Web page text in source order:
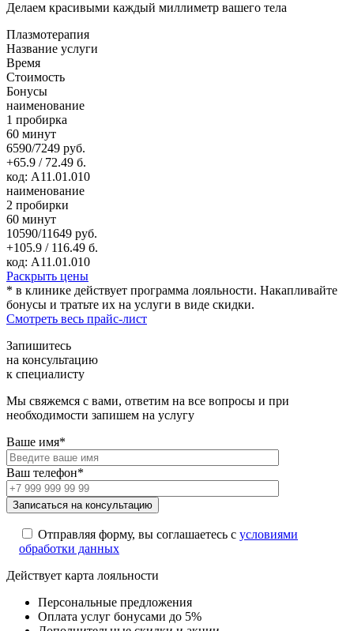
Делаем красивыми каждый миллиметр вашего тела
Плазмотерапия
Название услуги
Время
Стоимость
Бонусы
наименование
1 пробирка
60 минут
6590/7249 руб.
+65.9 / 72.49 б.
код: А11.01.010
наименование
2 пробирки
60 минут
10590/11649 руб.
+105.9 / 116.49 б.
код: А11.01.010
Раскрыть цены
* в клинике действует программа лояльности. Накапливайте
бонусы и тратьте их на услуги в виде скидки.
Смотреть весь прайс-лист
Запишитесь
на консультацию
к специалисту
Мы свяжемся с вами, ответим на все вопросы и при
необходимости запишем на услугу
Ваше имя*
Ваш телефон*
Отправляя форму, вы соглашаетесь с условиями
обработки данных
Действует карта лояльности
Персональные предложения
Оплата услуг бонусами до 5%